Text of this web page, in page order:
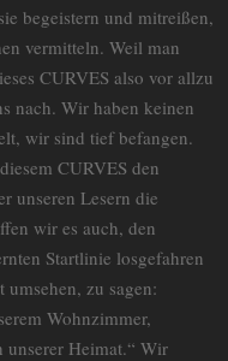
begeistern und mitreißen,
vermitteln. Weil man
CURVES also vor allzu
nach. Wir haben keinen
wir sind tief befangen.
CURVES den
unseren Lesern die
wir es auch, den
Startlinie losgefahren
zu sagen:
Wohnzimmer,
Heimat.“ Wir